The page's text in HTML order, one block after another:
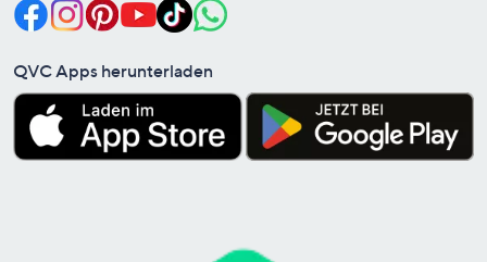
QVC Apps herunterladen